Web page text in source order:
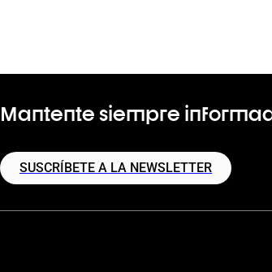
Mantente siempre
SUSCRÍBETE A LA NEWSLETTER